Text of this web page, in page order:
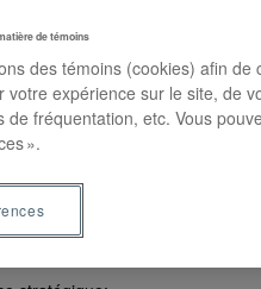
directeur du Département
agrégé de stratégie
UQAM. Ses intérêts de
de témoins
des témoins (cookies) afin
votre expérience sur le site, de
de fréquentation, etc. Vous
».